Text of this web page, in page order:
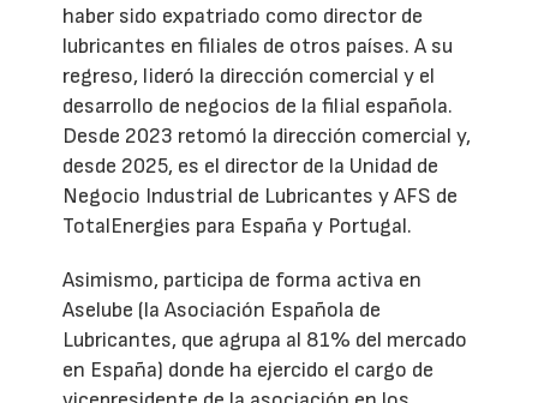
haber sido expatriado como director de
lubricantes en filiales de otros países. A su
regreso, lideró la dirección comercial y el
desarrollo de negocios de la filial española.
Desde 2023 retomó la dirección comercial y,
desde 2025, es el director de la Unidad de
Negocio Industrial de Lubricantes y AFS de
TotalEnergies para España y Portugal.
Asimismo, participa de forma activa en
Aselube (la Asociación Española de
Lubricantes, que agrupa al 81% del mercado
en España) donde ha ejercido el cargo de